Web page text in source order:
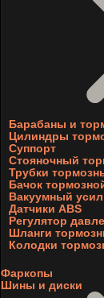
Барабаны и
Цилиндры
Суппорт
Стояночный
Трубки
Бачок
Вакуумный
Датчики ABS
Регулятор
Шланги
Колодки
Фаркопы
Шины и диски